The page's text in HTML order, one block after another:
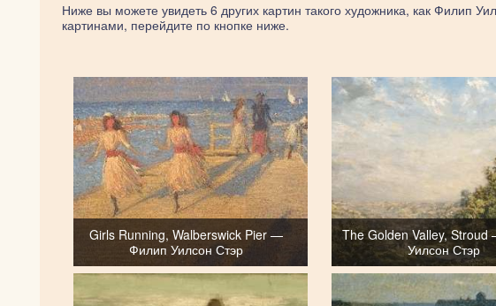
Ниже вы можете увидеть 6 других картин такого художника, как Филип
картинами, перейдите по кнопке ниже.
Girls Running, Walberswick Pier —
Филип Уилсон Стэр
The Golden Valley,
Уилсон Стэр